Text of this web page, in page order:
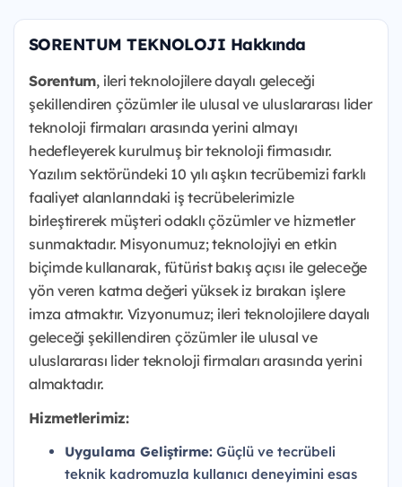
SORENTUM TEKNOLOJI Hakkında
Sorentum, ileri teknolojilere dayalı geleceği
şekillendiren çözümler ile ulusal ve uluslararası lider
teknoloji firmaları arasında yerini almayı
hedefleyerek kurulmuş bir teknoloji firmasıdır.
Yazılım sektöründeki 10 yılı aşkın tecrübemizi farklı
faaliyet alanlarındaki iş tecrübelerimizle
birleştirerek müşteri odaklı çözümler ve hizmetler
sunmaktadır. Misyonumuz; teknolojiyi en etkin
biçimde kullanarak, fütürist bakış açısı ile geleceğe
yön veren katma değeri yüksek iz bırakan işlere
imza atmaktır. Vizyonumuz; ileri teknolojilere dayalı
geleceği şekillendiren çözümler ile ulusal ve
uluslararası lider teknoloji firmaları arasında yerini
almaktadır.
Hizmetlerimiz:
Uygulama Geliştirme: Güçlü ve tecrübeli
teknik kadromuzla kullanıcı deneyimini esas